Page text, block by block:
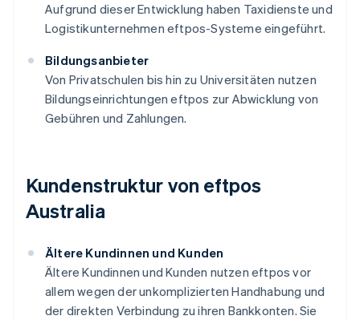
Aufgrund dieser Entwicklung haben Taxidienste und
Logistikunternehmen eftpos-Systeme eingeführt.
Bildungsanbieter
Von Privatschulen bis hin zu Universitäten nutzen
Bildungseinrichtungen eftpos zur Abwicklung von
Gebühren und Zahlungen.
Kundenstruktur von eftpos
Australia
Ältere Kundinnen und Kunden
Ältere Kundinnen und Kunden nutzen eftpos vor
allem wegen der unkomplizierten Handhabung und
der direkten Verbindung zu ihren Bankkonten. Sie